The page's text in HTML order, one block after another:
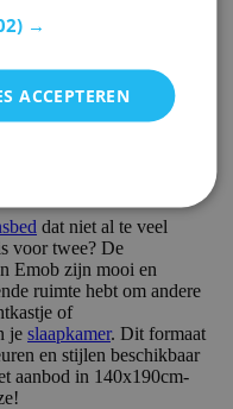
cm kopen
dat niet al te veel
voor twee? De
Emob zijn mooi en
ruimte hebt om andere
of
je slaapkamer. Dit formaat
en stijlen beschikbaar
aanbod in 140x190cm-
→
ACCEPTEREN